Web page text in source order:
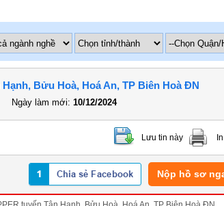
Bửu Hoà, Hoá An, TP Biên Hoà ĐN
Ngày làm mới: 10/12/2024
Lưu tin này
Nộp hồ sơ